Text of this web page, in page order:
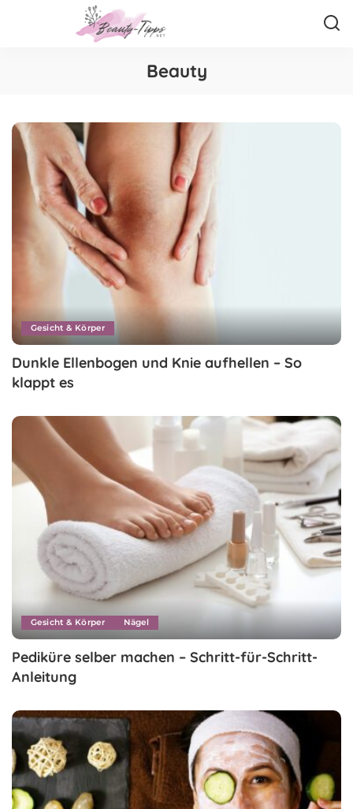
Beauty
Gesicht & Körper
Dunkle Ellenbogen und Knie aufhellen – So
klappt es
Gesicht & Körper Nägel
Pediküre selber machen – Schritt-für-Schritt-
Anleitung